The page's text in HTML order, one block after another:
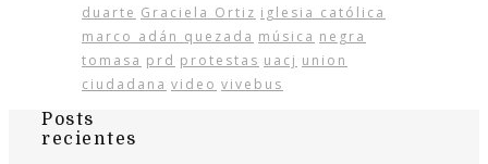
duarte Graciela Ortiz iglesia católica
marco adán quezada música negra
tomasa prd protestas uacj union
ciudadana video vivebus
Posts
recientes